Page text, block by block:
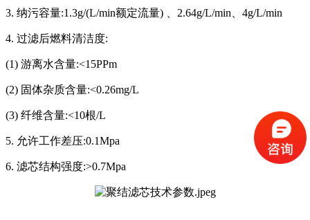
3. 纳污容量:1.3g/(L/min额定流量) 、2.64g/L/min、4g/L/min
4. 过滤后燃料清洁度:
(1) 游离水含量:<15PPm
(2) 固体杂质含量:<0.26mg/L
(3) 纤维含量:<10根/L
5. 允许工作差压:0.1Mpa
6. 滤芯结构强度:>0.7Mpa